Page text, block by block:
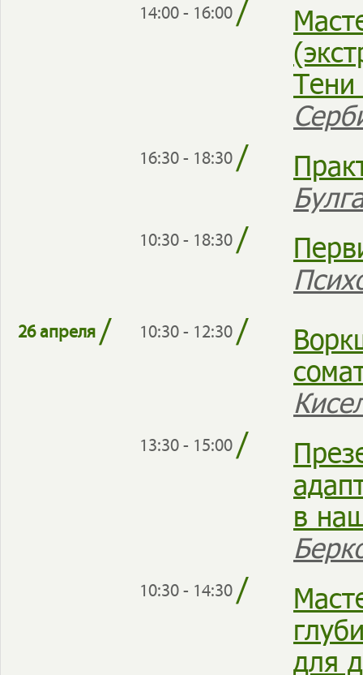
14:00 - 16:00/
Тени
16:30 - 18:30/
10:30 - 18:30/
26 апреля/ 10:30 - 12:30/
13:30 - 15:00/
в
10:30 - 14:30/
для